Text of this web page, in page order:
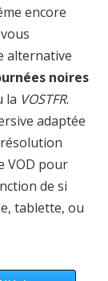
encore
alternative
noires
la VOSTFR.
adaptée
VOD pour
de si
tablette, ou